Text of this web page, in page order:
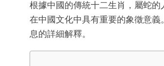
根據中國的傳統十二生肖，屬蛇
在中國文化中具有重要的象徵意
息的詳細解釋。